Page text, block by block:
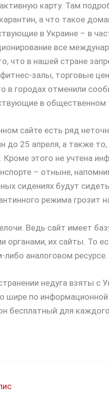
карту. Там
а что такое
в Украине – в
все
что в нашей стране
залы, торговые
в городах отменили
в общественном
сайте есть ряд
до 25 апреля, а также
Кроме этого не учтена
– отныне,
сидениях будут
режима грозит
Ведь сайт имеет
органами, их сайты. То
аналоговом ресурсе.
недуга взяты с
шире по
бесплатный для